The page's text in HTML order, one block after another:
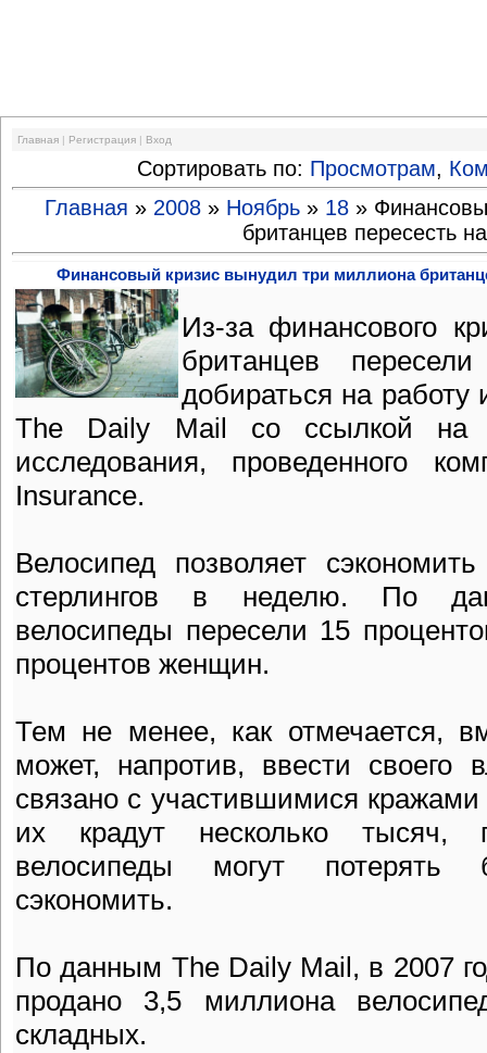
Главная | Регистрация | Вход
Сортировать по: Просмотрам,
Главная » 2008 » Ноябрь » 18 »
британцев пересесть
Финансовый кризис вынудил три миллиона
Из-за финансового
британцев
добираться на
The Daily Mail со ссылкой на
исследования, проведенного
Insurance.
Велосипед позволяет
стерлингов в неделю. По
велосипеды пересели 15
процентов женщин.
Тем не менее, как отмечается,
может, напротив, ввести своего
связано с участившимися
их крадут несколько тысяч,
велосипеды могут
сэкономить.
По данным The Daily Mail, в 2007
продано 3,5 миллиона
складных.